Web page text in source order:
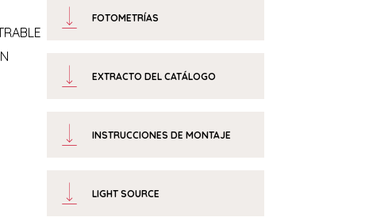
FOTOMETRÍAS
EXTRACTO DEL CATÁLOGO
INSTRUCCIONES DE MONTAJE
LIGHT SOURCE